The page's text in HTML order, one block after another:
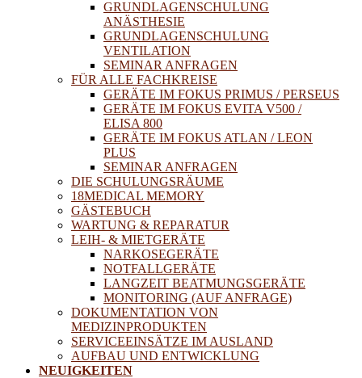
GRUNDLAGENSCHULUNG
ANÄSTHESIE
GRUNDLAGENSCHULUNG
VENTILATION
SEMINAR ANFRAGEN
FÜR ALLE FACHKREISE
GERÄTE IM FOKUS PRIMUS / PERSEUS
GERÄTE IM FOKUS EVITA V500 /
ELISA 800
GERÄTE IM FOKUS ATLAN / LEON
PLUS
SEMINAR ANFRAGEN
DIE SCHULUNGSRÄUME
18MEDICAL MEMORY
GÄSTEBUCH
WARTUNG & REPARATUR
LEIH- & MIETGERÄTE
NARKOSEGERÄTE
NOTFALLGERÄTE
LANGZEIT BEATMUNGSGERÄTE
MONITORING (AUF ANFRAGE)
DOKUMENTATION VON
MEDIZINPRODUKTEN
SERVICEEINSÄTZE IM AUSLAND
AUFBAU UND ENTWICKLUNG
NEUIGKEITEN